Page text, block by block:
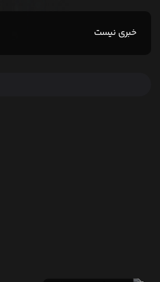
خبری نیست